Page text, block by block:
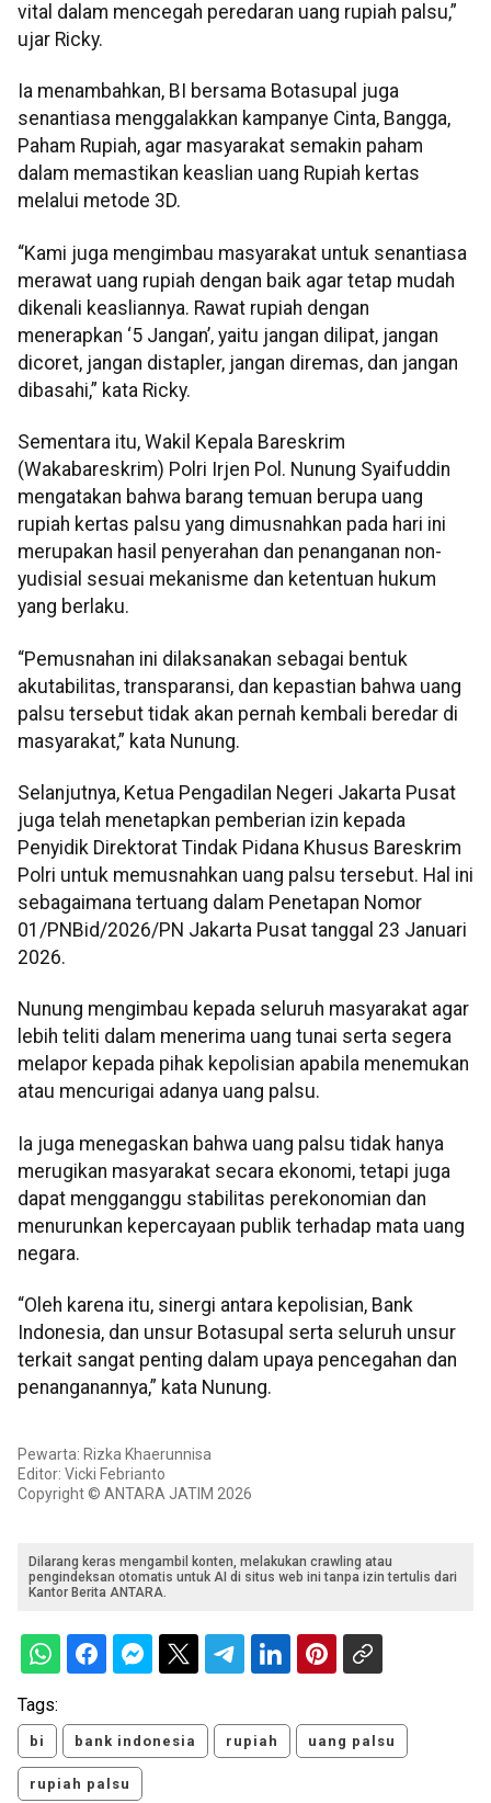
vital dalam mencegah peredaran uang rupiah palsu,”
ujar Ricky.
Ia menambahkan, BI bersama Botasupal juga
senantiasa menggalakkan kampanye Cinta, Bangga,
Paham Rupiah, agar masyarakat semakin paham
dalam memastikan keaslian uang Rupiah kertas
melalui metode 3D.
“Kami juga mengimbau masyarakat untuk senantiasa
merawat uang rupiah dengan baik agar tetap mudah
dikenali keasliannya. Rawat rupiah dengan
menerapkan ‘5 Jangan’, yaitu jangan dilipat, jangan
dicoret, jangan distapler, jangan diremas, dan jangan
dibasahi,” kata Ricky.
Sementara itu, Wakil Kepala Bareskrim
(Wakabareskrim) Polri Irjen Pol. Nunung Syaifuddin
mengatakan bahwa barang temuan berupa uang
rupiah kertas palsu yang dimusnahkan pada hari ini
merupakan hasil penyerahan dan penanganan non-
yudisial sesuai mekanisme dan ketentuan hukum
yang berlaku.
“Pemusnahan ini dilaksanakan sebagai bentuk
akutabilitas, transparansi, dan kepastian bahwa uang
palsu tersebut tidak akan pernah kembali beredar di
masyarakat,” kata Nunung.
Selanjutnya, Ketua Pengadilan Negeri Jakarta Pusat
juga telah menetapkan pemberian izin kepada
Penyidik Direktorat Tindak Pidana Khusus Bareskrim
Polri untuk memusnahkan uang palsu tersebut. Hal ini
sebagaimana tertuang dalam Penetapan Nomor
01/PNBid/2026/PN Jakarta Pusat tanggal 23 Januari
2026.
Nunung mengimbau kepada seluruh masyarakat agar
lebih teliti dalam menerima uang tunai serta segera
melapor kepada pihak kepolisian apabila menemukan
atau mencurigai adanya uang palsu.
Ia juga menegaskan bahwa uang palsu tidak hanya
merugikan masyarakat secara ekonomi, tetapi juga
dapat mengganggu stabilitas perekonomian dan
menurunkan kepercayaan publik terhadap mata uang
negara.
“Oleh karena itu, sinergi antara kepolisian, Bank
Indonesia, dan unsur Botasupal serta seluruh unsur
terkait sangat penting dalam upaya pencegahan dan
penanganannya,” kata Nunung.
Pewarta: Rizka Khaerunnisa
Editor: Vicki Febrianto
Copyright © ANTARA JATIM 2026
Dilarang keras mengambil konten, melakukan crawling atau
pengindeksan otomatis untuk AI di situs web ini tanpa izin tertulis dari
Kantor Berita ANTARA.
Tags:
bi bank indonesia rupiah uang palsu
rupiah palsu